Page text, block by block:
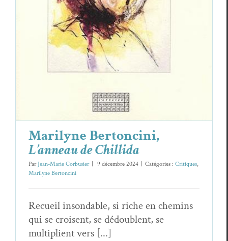
Marilyne Bertoncini,
L’anneau de Chillida
Par Jean-Marie Corbusier 9 décembre 2024 Catégories : Critiques,
Marilyne Bertoncini
Recueil insondable, si riche en chemins
qui se croisent, se dédoublent, se
multiplient vers [...]